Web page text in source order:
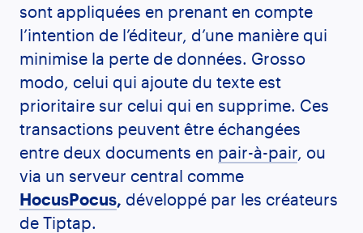
sont appliquées en prenant en compte
l’intention de l’éditeur, d’une manière qui
minimise la perte de données. Grosso
modo, celui qui ajoute du texte est
prioritaire sur celui qui en supprime. Ces
transactions peuvent être échangées
entre deux documents en pair-à-pair , ou
via un serveur central comme
HocusPocus, développé par les créateurs
de Tiptap.